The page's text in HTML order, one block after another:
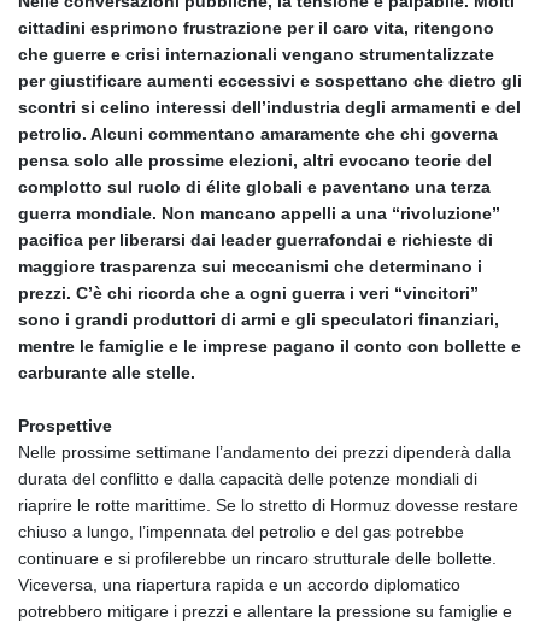
cittadini esprimono frustrazione per il caro vita, ritengono
che guerre e crisi internazionali vengano strumentalizzate
per giustificare aumenti eccessivi e sospettano che dietro gli
scontri si celino interessi dell’industria degli armamenti e del
petrolio. Alcuni commentano amaramente che chi governa
pensa solo alle prossime elezioni, altri evocano teorie del
complotto sul ruolo di élite globali e paventano una terza
guerra mondiale. Non mancano appelli a una “rivoluzione”
pacifica per liberarsi dai leader guerrafondai e richieste di
maggiore trasparenza sui meccanismi che determinano i
prezzi. C’è chi ricorda che a ogni guerra i veri “vincitori”
sono i grandi produttori di armi e gli speculatori finanziari,
mentre le famiglie e le imprese pagano il conto con bollette e
carburante alle stelle.
Prospettive
Nelle prossime settimane l’andamento dei prezzi dipenderà dalla
durata del conflitto e dalla capacità delle potenze mondiali di
riaprire le rotte marittime. Se lo stretto di Hormuz dovesse restare
chiuso a lungo, l’impennata del petrolio e del gas potrebbe
continuare e si profilerebbe un rincaro strutturale delle bollette.
Viceversa, una riapertura rapida e un accordo diplomatico
potrebbero mitigare i prezzi e allentare la pressione su famiglie e